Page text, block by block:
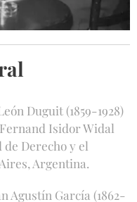
Duguit (1859-1928)
Isidor Widal
de Derecho y el
Argentina.
Agustín García (1862-